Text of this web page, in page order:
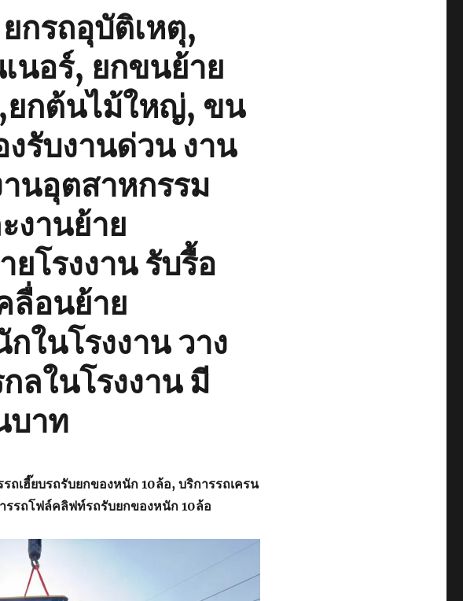
กรถอุบัติเหตุ,
นอร์, ยกขนย้าย
กต้นไม้ใหญ่, ขน
งรับงานด่วน งาน
นอุตสาหกรรม
งานย้าย
ยโรงงาน รับรื้อ
ลื่อนย้าย
ในโรงงาน วาง
ลในโรงงาน มี
บาท
ถเฮี๊ยบรถรับยกของหนัก 10ล้อ, บริการรถเครน
รรถโฟล์คลิฟท์รถรับยกของหนัก 10ล้อ